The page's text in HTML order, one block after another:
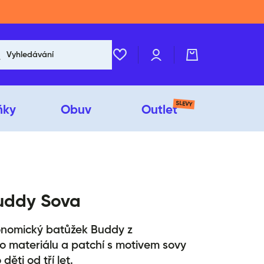
Vyhledávání PřihlášeníKošík
Obuv Outlet
SLEVY
Sova
batůžek Buddy z
materiálu a patchí s motivem sovy
děti od tří let.